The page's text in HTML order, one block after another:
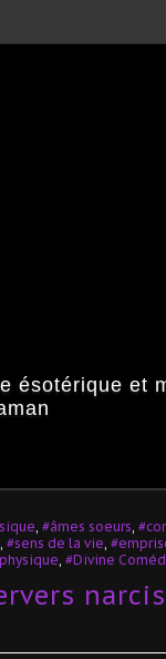
ésotérique et
#âmes soeurs
#sens de la vie
#Divine